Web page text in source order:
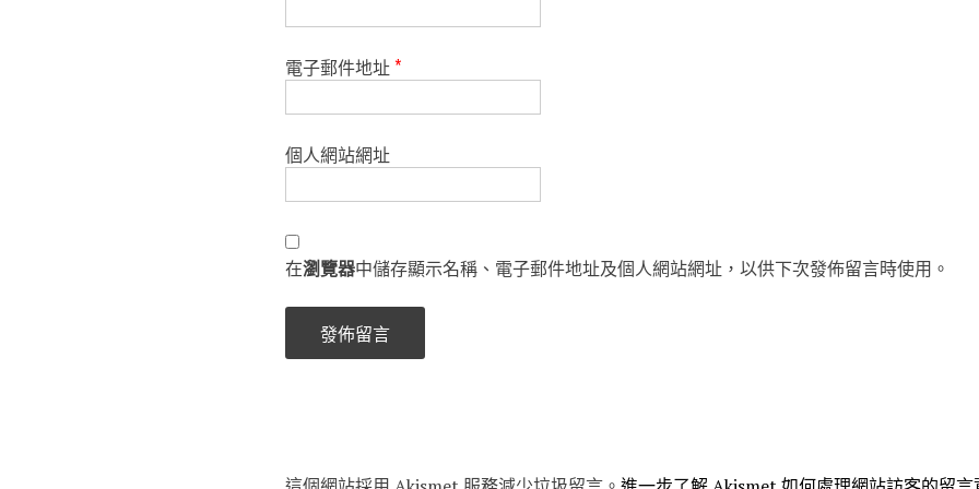
電子郵件地址*
個人網站網址
在瀏覽器中儲存顯示名稱、電子郵件地址及個人網站網址，以供下次發佈留言時使用。